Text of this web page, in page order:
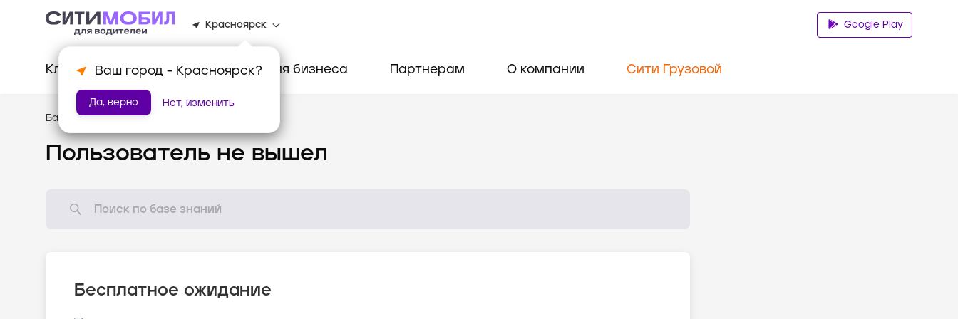
Красноярск
Ваш город - Красноярск?
Да, верно Нет, изменить
Google Play
Клиентам Водителям Для бизнеса Партнерам О компании Сити Грузовой
База знаний /Популярные вопросы
Пользователь не вышел
Бесплатное ожидание